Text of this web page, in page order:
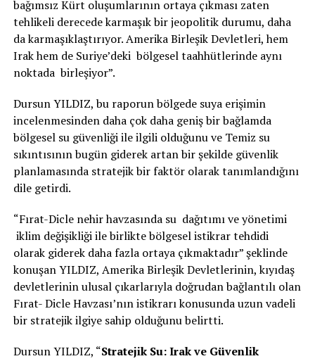
bağımsız Kürt oluşumlarının ortaya çıkması zaten
tehlikeli derecede karmaşık bir jeopolitik durumu, daha
da karmaşıklaştırıyor. Amerika Birleşik Devletleri, hem
Irak hem de Suriye’deki bölgesel taahhütlerinde aynı
noktada birleşiyor”.
Dursun YILDIZ, bu raporun bölgede suya erişimin
incelenmesinden daha çok daha geniş bir bağlamda
bölgesel su güvenliği ile ilgili olduğunu ve Temiz su
sıkıntısının bugün giderek artan bir şekilde güvenlik
planlamasında stratejik bir faktör olarak tanımlandığını
dile getirdi.
“Fırat-Dicle nehir havzasında su dağıtımı ve yönetimi
iklim değişikliği ile birlikte bölgesel istikrar tehdidi
olarak giderek daha fazla ortaya çıkmaktadır” şeklinde
konuşan YILDIZ, Amerika Birleşik Devletlerinin, kıyıdaş
devletlerinin ulusal çıkarlarıyla doğrudan bağlantılı olan
Fırat- Dicle Havzası’nın istikrarı konusunda uzun vadeli
bir stratejik ilgiye sahip olduğunu belirtti.
Dursun YILDIZ, “Stratejik Su: Irak ve Güvenlik